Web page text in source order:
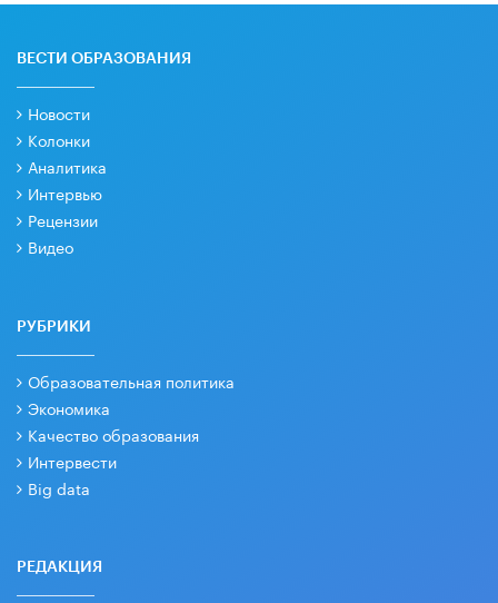
ВЕСТИ ОБРАЗОВАНИЯ
Новости
Колонки
Аналитика
Интервью
Рецензии
Видео
РУБРИКИ
Образовательная политика
Экономика
Качество образования
Интервести
Big data
РЕДАКЦИЯ